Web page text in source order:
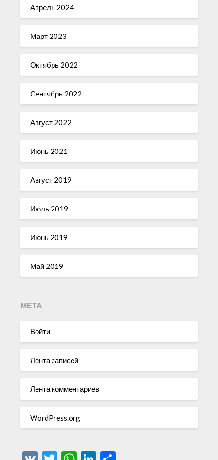
Апрель 2024
Март 2023
Октябрь 2022
Сентябрь 2022
Август 2022
Июнь 2021
Август 2019
Июль 2019
Июнь 2019
Май 2019
МЕТА
Войти
Лента записей
Лента комментариев
WordPress.org